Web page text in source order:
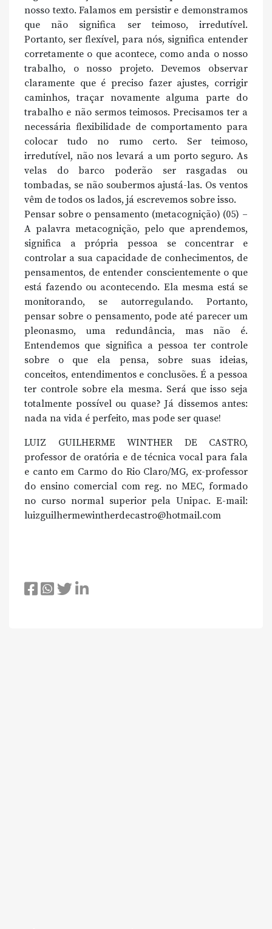
nosso texto. Falamos em persistir e demonstramos
que não significa ser teimoso, irredutível.
Portanto, ser flexível, para nós, significa entender
corretamente o que acontece, como anda o nosso
trabalho, o nosso projeto. Devemos observar
claramente que é preciso fazer ajustes, corrigir
caminhos, traçar novamente alguma parte do
trabalho e não sermos teimosos. Precisamos ter a
necessária flexibilidade de comportamento para
colocar tudo no rumo certo. Ser teimoso,
irredutível, não nos levará a um porto seguro. As
velas do barco poderão ser rasgadas ou
tombadas, se não soubermos ajustá-las. Os ventos
vêm de todos os lados, já escrevemos sobre isso.
Pensar sobre o pensamento (metacognição) (05) –
A palavra metacognição, pelo que aprendemos,
significa a própria pessoa se concentrar e
controlar a sua capacidade de conhecimentos, de
pensamentos, de entender conscientemente o que
está fazendo ou acontecendo. Ela mesma está se
monitorando, se autorregulando. Portanto,
pensar sobre o pensamento, pode até parecer um
pleonasmo, uma redundância, mas não é.
Entendemos que significa a pessoa ter controle
sobre o que ela pensa, sobre suas ideias,
conceitos, entendimentos e conclusões. É a pessoa
ter controle sobre ela mesma. Será que isso seja
totalmente possível ou quase? Já dissemos antes:
nada na vida é perfeito, mas pode ser quase!
LUIZ GUILHERME WINTHER DE CASTRO,
professor de oratória e de técnica vocal para fala
e canto em Carmo do Rio Claro/MG, ex-professor
do ensino comercial com reg. no MEC, formado
no curso normal superior pela Unipac. E-mail:
luizguilhermewintherdecastro@hotmail.com